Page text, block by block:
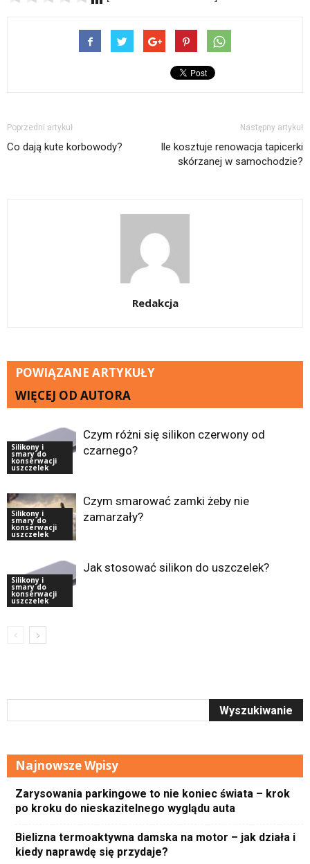
Poprzedni artykuł
Co dają kute korbowody?
Następny artykuł
Ile kosztuje renowacja tapicerki
skórzanej w samochodzie?
Redakcja
POWIĄZANE ARTYKUŁY
WIĘCEJ OD AUTORA
Silikony i
smary do
konserwacji
uszczelek
Czym różni się silikon czerwony od
czarnego?
Silikony i
smary do
konserwacji
uszczelek
Czym smarować zamki żeby nie
zamarzały?
Silikony i
smary do
konserwacji
uszczelek
Jak stosować silikon do uszczelek?
Najnowsze Wpisy
Zarysowania parkingowe to nie koniec świata – krok
po kroku do nieskazitelnego wyglądu auta
Bielizna termoaktywna damska na motor – jak działa i
kiedy naprawdę się przydaje?